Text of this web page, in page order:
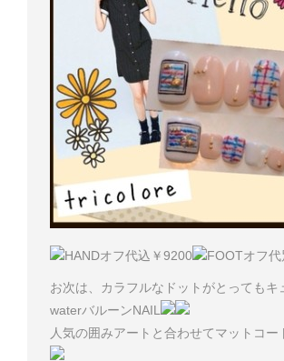
HANDオフ代込￥9200 FOOTオフ
お次は、カラフルなドットがとってもキ
waterバルーンNAIL
人気の囲みアートと合わせてマットコー